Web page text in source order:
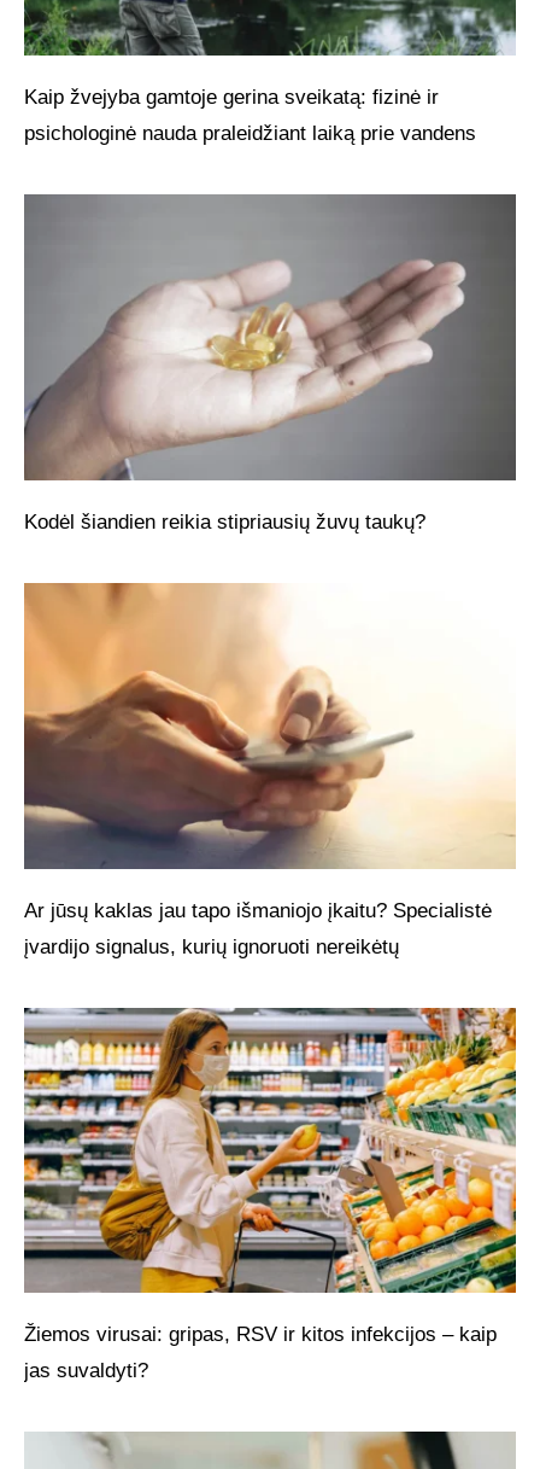
Kaip žvejyba gamtoje gerina sveikatą: fizinė ir
psichologinė nauda praleidžiant laiką prie vandens
Kodėl šiandien reikia stipriausių žuvų taukų?
Ar jūsų kaklas jau tapo išmaniojo įkaitu? Specialistė
įvardijo signalus, kurių ignoruoti nereikėtų
Žiemos virusai: gripas, RSV ir kitos infekcijos – kaip
jas suvaldyti?